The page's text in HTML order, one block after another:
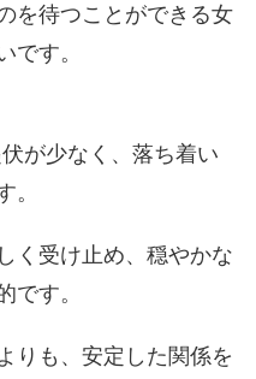
を待つことができる女
です。
が少なく、落ち着い
。
く受け止め、穏やかな
です。
りも、安定した関係を